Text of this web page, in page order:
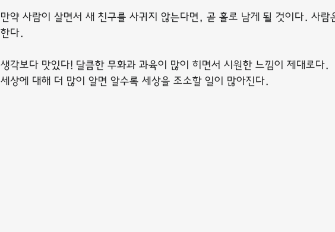
만약 사람이 살면서 새 친구를 사귀지 않는다면, 곧 홀로 남게 될 것이다. 사람
한다.
생각보다 맛있다! 달큼한 무화과 과육이 많이 히면서 시원한 느낌이 제대로다.
세상에 대해 더 많이 알면 알수록 세상을 조소할 일이 많아진다.